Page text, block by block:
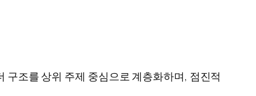
구조를 상위 주제 중심으로 계층화하며, 점진적